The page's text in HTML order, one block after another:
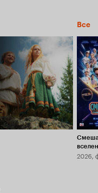
Все
2026,